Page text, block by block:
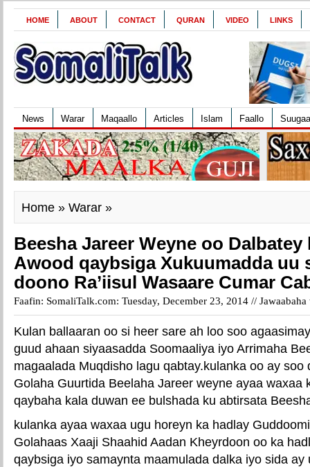
HOME ABOUT CONTACT QURAN VIDEO LINKS
News Warar Maqaallo Articles Islam Faallo
Home » Warar »
Beesha Jareer Weyne oo
Awood qaybsiga Xukuumadda uu
doono Ra’iisul Wasaare Cumar
Faafin: SomaliTalk.com: Tuesday, December 23, 2014 //
Kulan ballaaran oo si heer sare ah loo soo
guud ahaan siyaasadda Soomaaliya iyo Arrimaha
magaalada Muqdisho lagu qabtay.kulanka oo ay soo
Golaha Guurtida Beelaha Jareer weyne ayaa waxaa
qaybaha kala duwan ee bulshada ku abtirsata
kulanka ayaa waxaa ugu horeyn ka hadlay
Golahaas Xaaji Shaahid Aadan Kheyrdoon oo ka
qaybsiga iyo samaynta maamulada dalka iyo sida ay